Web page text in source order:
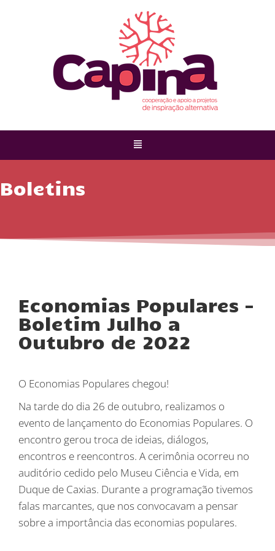
Boletins
Economias Populares -
Boletim Julho a
Outubro de 2022
O Economias Populares chegou!
Na tarde do dia 26 de outubro, realizamos o
evento de lançamento do Economias Populares. O
encontro gerou troca de ideias, diálogos,
encontros e reencontros. A cerimônia ocorreu no
auditório cedido pelo Museu Ciência e Vida, em
Duque de Caxias. Durante a programação tivemos
falas marcantes, que nos convocavam a pensar
sobre a importância das economias populares.